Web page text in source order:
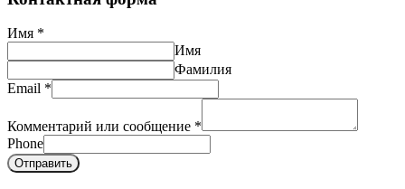
Имя *
Имя
Фамилия
Email *
Комментарий или сообщение *
Phone
Отправить